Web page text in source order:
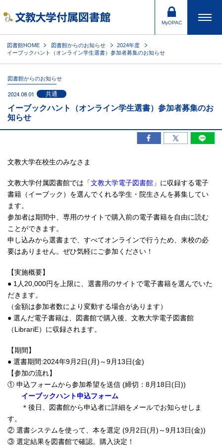
MyOPAC
図書館HOME 図書館からのお知らせ
2024年度
イーブックハント（オンライン学生選書）参加者募集のお知らせ
イーブックハント（オンライン学生選書）参加者募集のお
知らせ
図書館からのお知らせ
2024.08.01 共通
文教大学在校生のみなさま
文教大学付属図書館では 「文教大学電子図書館」 に収録する電子
書籍（イーブック）を選んでくれる学生・院生さんを募集してい
ます。
参加者は期間中、専用のサイトで購入前の電子書籍を自由に読む
ことができます。
申し込みから選書まで、すべてオンラインで行うため、来校の必
要はありません。ぜひ気軽にご参加ください！
【実施概要】
● 1人20,000円を上限に、選書用のサイトで電子書籍を選んでいた
だきます。
（金額は参加者数により変動する場合があります）
● 選んだ電子書籍は、図書館で購入後、文教大学電子図書館
（LibrariE）に収録されます。
【期間】
● 選書期間:2024年9月2日(月)～9月13日(金)
【参加の流れ】
① 申込フォームから参加希望を送信 (締切：8月18日(日))
イーブックハント申込フォーム
＊後日、図書館から申込者に詳細をメールでお知らせしま
す。
② 選書システムを使って、本を選定 (9月2日(月)～9月13日(金))
③ 選定結果を図書館で確認。購入決定！